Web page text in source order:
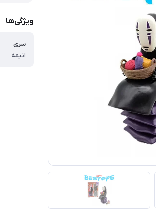
ویژگی‌ها
سری
انیمه